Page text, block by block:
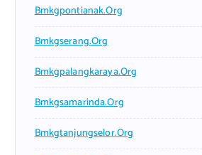
Bmkgpontianak.org
Bmkgserang.org
Bmkgpalangkaraya.org
Bmkgsamarinda.org
Bmkgtanjungselor.org